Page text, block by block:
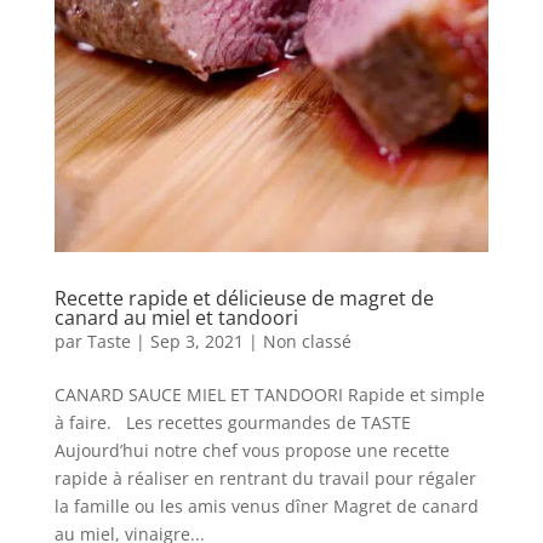
Recette rapide et délicieuse de magret de
canard au miel et tandoori
par Taste | Sep 3, 2021 | Non classé
CANARD SAUCE MIEL ET TANDOORI Rapide et simple
à faire. Les recettes gourmandes de TASTE
Aujourd’hui notre chef vous propose une recette
rapide à réaliser en rentrant du travail pour régaler
la famille ou les amis venus dîner Magret de canard
au miel, vinaigre...